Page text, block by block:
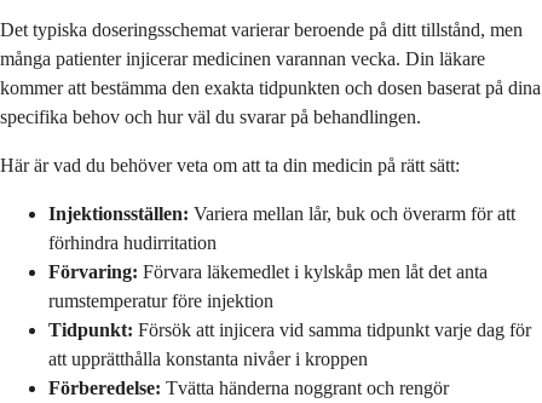
Det typiska doseringsschemat varierar beroende på ditt tillstånd, men
många patienter injicerar medicinen varannan vecka. Din läkare
kommer att bestämma den exakta tidpunkten och dosen baserat på dina
specifika behov och hur väl du svarar på behandlingen.
Här är vad du behöver veta om att ta din medicin på rätt sätt:
Injektionsställen: Variera mellan lår, buk och överarm för att
förhindra hudirritation
Förvaring: Förvara läkemedlet i kylskåp men låt det anta
rumstemperatur före injektion
Tidpunkt: Försök att injicera vid samma tidpunkt varje dag för
att upprätthålla konstanta nivåer i kroppen
Förberedelse: Tvätta händerna noggrant och rengör